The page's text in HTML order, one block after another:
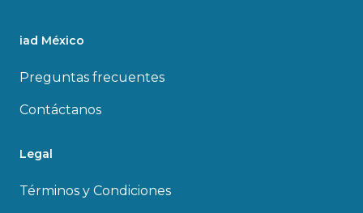
iad México
Preguntas frecuentes
Contáctanos
Legal
Términos y Condiciones